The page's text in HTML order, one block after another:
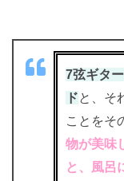
7弦ギタ
ドと、そ
ことをそ
物が美味
と、風呂